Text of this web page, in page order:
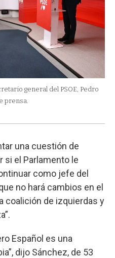
general del PSOE, Pedro
prensa.
una cuestión de
si el Parlamento le
como jefe del
no hará cambios en el
coalición de izquierdas y
Español es una
dijo Sánchez, de 53